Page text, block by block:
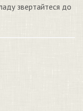
звертайтеся до